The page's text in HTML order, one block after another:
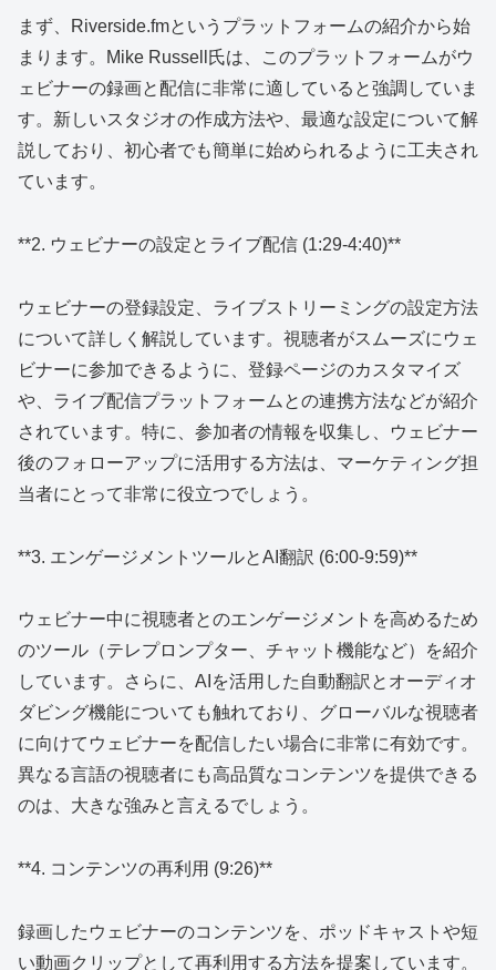
まず、Riverside.fmというプラットフォームの紹介から始
まります。Mike Russell氏は、このプラットフォームがウ
ェビナーの録画と配信に非常に適していると強調していま
す。新しいスタジオの作成方法や、最適な設定について解
説しており、初心者でも簡単に始められるように工夫され
ています。
**2. ウェビナーの設定とライブ配信 (1:29-4:40)**
ウェビナーの登録設定、ライブストリーミングの設定方法
について詳しく解説しています。視聴者がスムーズにウェ
ビナーに参加できるように、登録ページのカスタマイズ
や、ライブ配信プラットフォームとの連携方法などが紹介
されています。特に、参加者の情報を収集し、ウェビナー
後のフォローアップに活用する方法は、マーケティング担
当者にとって非常に役立つでしょう。
**3. エンゲージメントツールとAI翻訳 (6:00-9:59)**
ウェビナー中に視聴者とのエンゲージメントを高めるため
のツール（テレプロンプター、チャット機能など）を紹介
しています。さらに、AIを活用した自動翻訳とオーディオ
ダビング機能についても触れており、グローバルな視聴者
に向けてウェビナーを配信したい場合に非常に有効です。
異なる言語の視聴者にも高品質なコンテンツを提供できる
のは、大きな強みと言えるでしょう。
**4. コンテンツの再利用 (9:26)**
録画したウェビナーのコンテンツを、ポッドキャストや短
い動画クリップとして再利用する方法を提案しています。